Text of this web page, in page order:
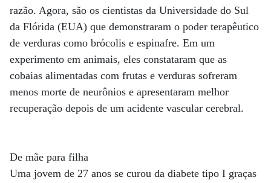
razão. Agora, são os cientistas da Universidade do Sul
da Flórida (EUA) que demonstraram o poder terapêutico
de verduras como brócolis e espinafre. Em um
experimento em animais, eles constataram que as
cobaias alimentadas com frutas e verduras sofreram
menos morte de neurônios e apresentaram melhor
recuperação depois de um acidente vascular cerebral.
De mãe para filha
Uma jovem de 27 anos se curou da diabete tipo I graças